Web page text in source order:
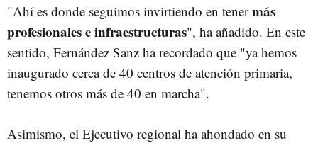
"Ahí es donde seguimos invirtiendo en tenermás
profesionales e infraestructuras", ha añadido. En este
sentido, Fernández Sanz ha recordado que "ya hemos
inaugurado cerca de 40 centros de atención primaria,
tenemos otros más de 40 en marcha".
Asimismo, el Ejecutivo regional ha ahondado en su